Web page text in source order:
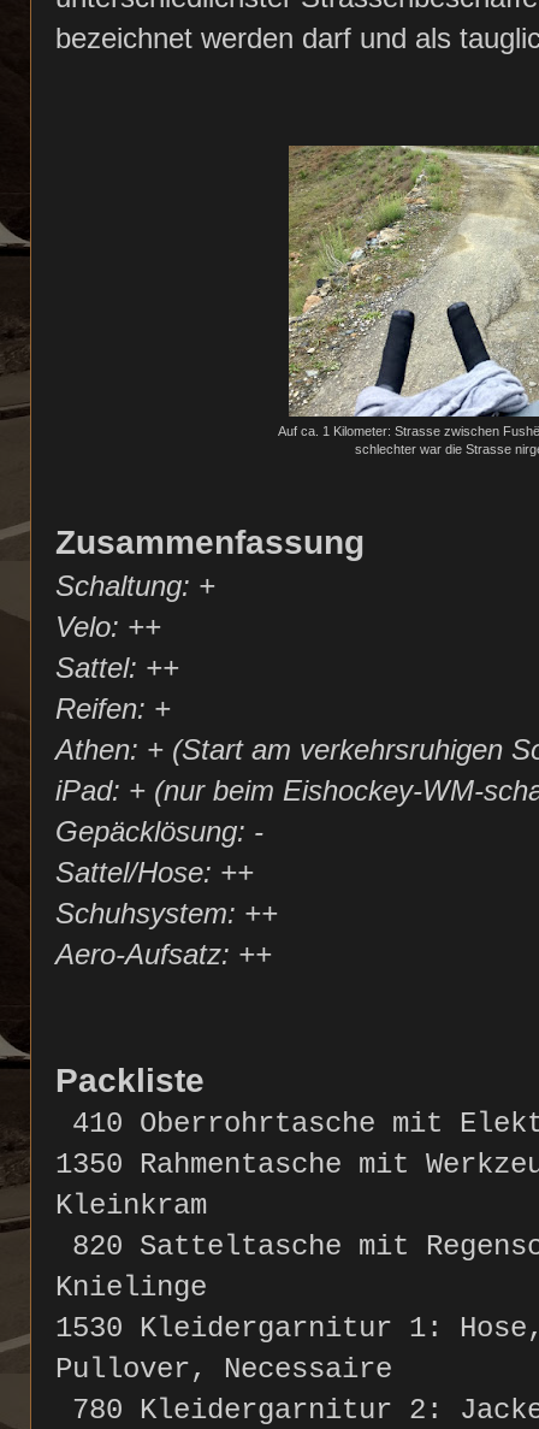
bezeichnet werden darf und als
Auf ca. 1 Kilometer: Strasse zwischen
schlechter war die Strasse
Zusammenfassung
Schaltung: +
Velo: ++
Sattel: ++
Reifen: +
Athen: + (Start am verkehrsruhigen
iPad: + (nur beim Eishockey-WM-
Gepäcklösung: -
Sattel/Hose: ++
Schuhsystem: ++
Aero-Aufsatz: ++
Packliste
410 Oberrohrtasche mit
1350
Rahmentasche mit
Kleinkram
820 Satteltasche mit
Knielinge
1530 Kleidergarnitur 1:
Pullover, Necessaire
780 Kleidergarnitur 2: